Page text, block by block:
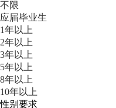
不限
应届毕业生
1年以上
2年以上
3年以上
5年以上
8年以上
10年以上
性别要求